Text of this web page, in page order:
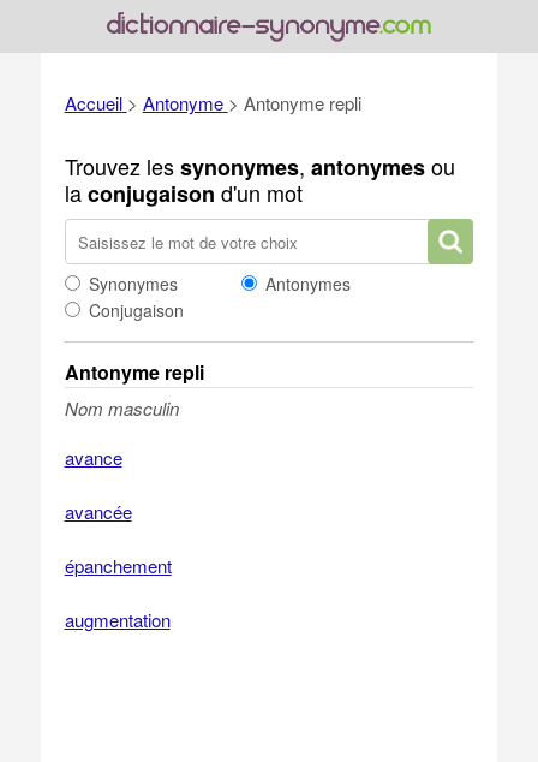
Accueil > Antonyme > Antonyme repli
Trouvez lessynonymes, antonymesou
laconjugaison d'un mot
Synonymes
Antonymes
Conjugaison
Antonyme repli
Nom masculin
avance
avancée
épanchement
augmentation